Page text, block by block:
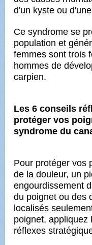
d'un kyste ou
Ce syndrome se
population et
femmes sont trois
hommes de
carpien.
Les 6 conseils
protéger vos
syndrome du
Pour protéger vos
de la douleur, un
engourdissement
du poignet ou des
localisés
poignet,
réflexes